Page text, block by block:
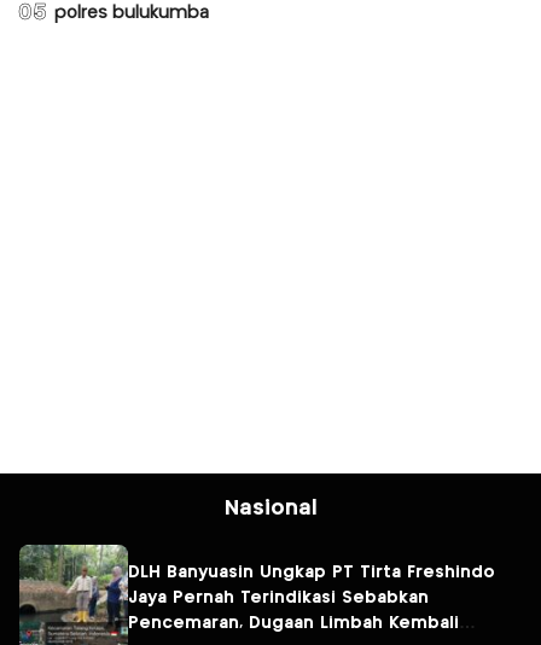
05 polres bulukumba
Nasional
DLH Banyuasin Ungkap PT Tirta Freshindo
Jaya Pernah Terindikasi Sebabkan
Pencemaran, Dugaan Limbah Kembali